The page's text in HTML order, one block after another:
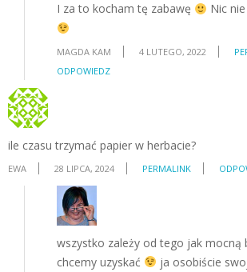
I za to kocham tę zabawę Nic
MAGDA KAM 4 LUTEGO, 2022
ODPOWIEDZ
ile czasu trzymać papier w herbacie?
EWA 28 LIPCA, 2024 PERMALINK
wszystko zależy od tego jak mocną
chcemy uzyskać
ja osobiście